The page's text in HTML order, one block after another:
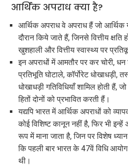
आर्थिक अपराध क्या है?
आर्थिक अपराध वे अपराध हैं जो आर्थिक
दौरान किये जाते हैं, जिनसे वित्तीय
खुशहाली और वित्तीय स्वास्थ्य पर
इन अपराधों में आमतौर पर कर चोरी,
प्रतिभूति घोटाले, कॉर्पोरेट धोखाधड़ी,
धोखाधड़ी गतिविधियाँ शामिल होती हैं,
हितों दोनों को प्रभावित करती हैं।
यद्यपि भारत में आर्थिक अपराधों को
कोई विशिष्ट कानून नहीं है, फिर भी
रूप में माना जाता है, जिन पर विशेष
कि पहली बार भारत के 47वें विधि आयोग
थी।